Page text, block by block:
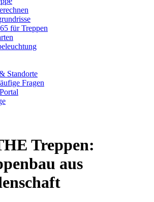
für Treppen
Standorte
Fragen
Treppen:
aus